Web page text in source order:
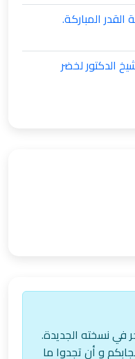
المباركة.
الدكتور لخضر
في نسخته الجديدة.
و أن تجدوا ما